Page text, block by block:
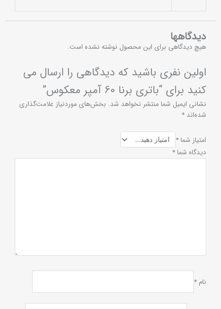
دیدگاهها
هیچ دیدگاهی برای این محصول نوشته نشده است.
اولین نفری باشید که دیدگاهی را ارسال می
کنید برای “باتری برنا 60 آمپر معکوس”
نشانی ایمیل شما منتشر نخواهد شد. بخش‌های موردنیاز علامت‌گذاری
شده‌اند *
امتیاز شما*
دیدگاه شما*
نام *